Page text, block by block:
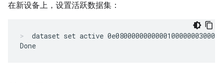
在新设备上，设置活跃数据集：
dataset set active